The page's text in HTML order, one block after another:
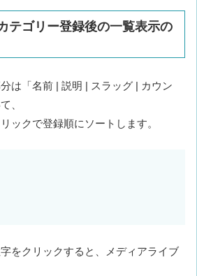
テゴリー登録後の一覧表示の
は「名前 | 説明 | スラッグ | カウン
、
ックで登録順にソートします。
をクリックすると、メディアライブ